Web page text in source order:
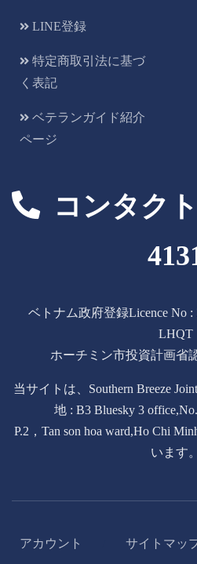
LINE登録
特定商取引法に基づ
く表記
ベテランガイド紹介
ページ
コンタク
ベトナム政府登録Licence No :
LHQT
ホーチミン市投資計画省
当サイトは、Southern Breeze
地 : B3 Bluesky 3
P.2，Tan son hoa ward,Ho Chi
います。
アカウント サイトマッ